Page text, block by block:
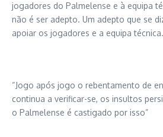
jogadores do Palmelense e à equipa
não é ser adepto. Um adepto que se
apoiar os jogadores e a equipa técnica.
“Jogo após jogo o rebentamento de
continua a verificar-se, os insultos
o Palmelense é castigado por isso”